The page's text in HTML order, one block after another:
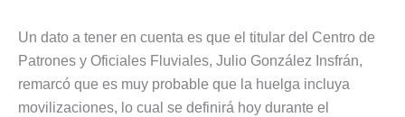
Un dato a tener en cuenta es que el titular del Centro de
Patrones y Oficiales Fluviales, Julio González Insfrán,
remarcó que es muy probable que la huelga incluya
movilizaciones, lo cual se definirá hoy durante el